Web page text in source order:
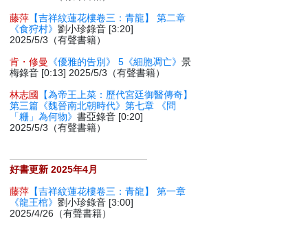
藤萍 【吉祥紋蓮花樓卷三：青龍】 第二章
《食狩村》劉小珍錄音 [3:20]
2025/5/3（有聲書籍）
肯・修曼
《優雅的告別》 5《細胞凋亡》景
梅錄音 [0:13] 2025/5/3（有聲書籍）
林志國
【為帝王上菜：歷代宮廷御醫傳奇】
第三篇《魏晉南北朝時代》第七章 《問
「粣」為何物》書亞錄音 [0:20]
2025/5/3（有聲書籍）
好書更新 2025年4月
藤萍 【吉祥紋蓮花樓卷三：青龍】 第一章
《龍王棺》劉小珍錄音 [3:00]
2025/4/26（有聲書籍）